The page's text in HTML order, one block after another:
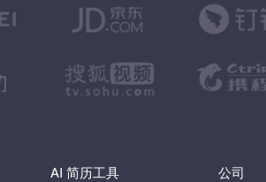
AI 简历工具 公司